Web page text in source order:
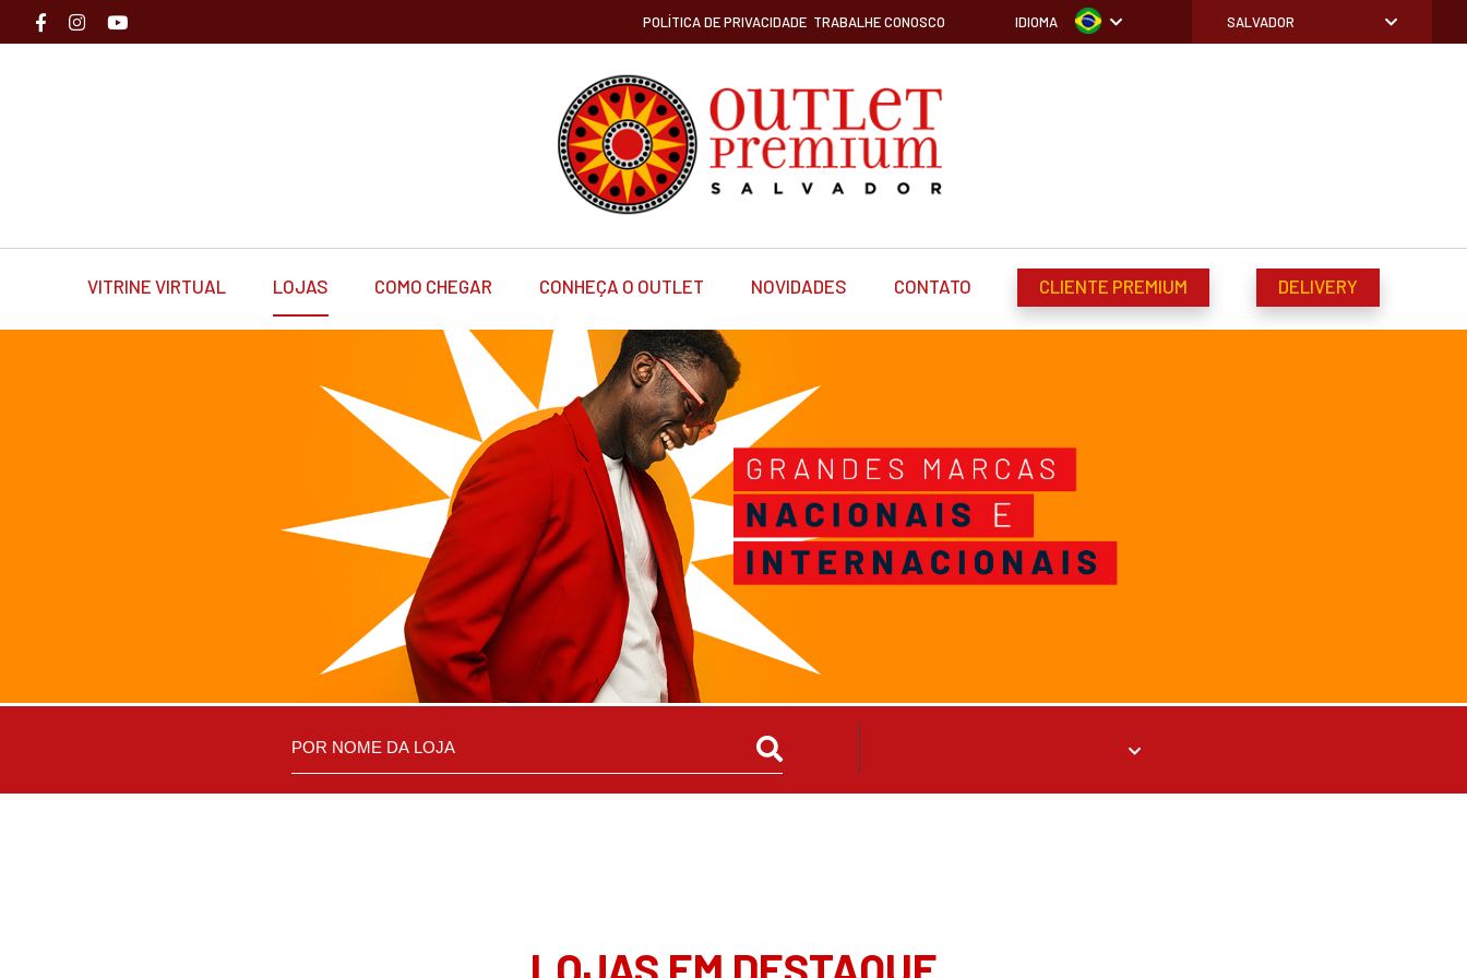
POLÍTICA DE PRIVACIDADE TRABALHE CONOSCO IDIOMA SALVADOR
VITRINE VIRTUAL LOJAS COMO CHEGAR CONHEÇA O OUTLET NOVIDADES CONTATO CLIENTE PREMIUM DELIVERY